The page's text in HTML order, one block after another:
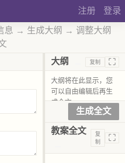
注册 登录
息 → 生成大纲 → 调整大纲
大纲 复制 ⛶
生成全文
教案全文
复
制
⛶